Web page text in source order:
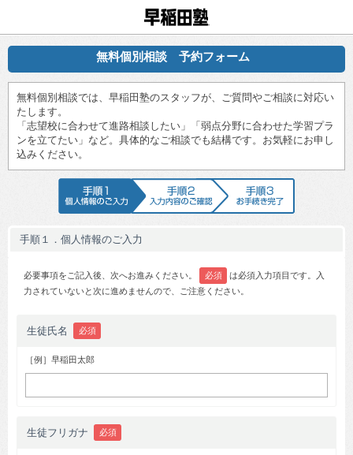
無料個別相談 予約フォーム
無料個別相談では、早稲田塾のスタッフが、ご質問やご相談に対応い
たします。
「志望校に合わせて進路相談したい」「弱点分野に合わせた学習プラ
ンを立てたい」など。具体的なご相談でも結構です。お気軽にお申し
込みください。
手順1 個人情報のご入力手順2 入力内容のご確認
手順１．個人情報のご入力
必要事項をご記入後、次へお進みください。 必須
は必須入力項目です。入
力されていないと次に進めませんので、ご注意ください。
生徒氏名 必須
［例］早稲田太郎
生徒フリガナ 必須